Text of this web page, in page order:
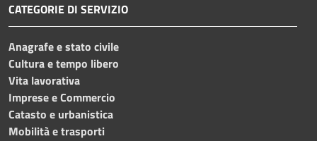
CATEGORIE DI SERVIZIO
Anagrafe e stato civile
Cultura e tempo libero
Vita lavorativa
Imprese e Commercio
Catasto e urbanistica
Mobilità e trasporti